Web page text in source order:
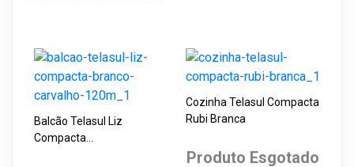
Balcão Telasul Liz
Compacta
Cozinha Telasul Compacta
Rubi Branca
Produto Esgotado